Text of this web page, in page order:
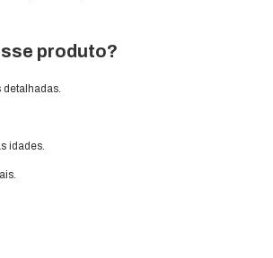
produto?
idades.